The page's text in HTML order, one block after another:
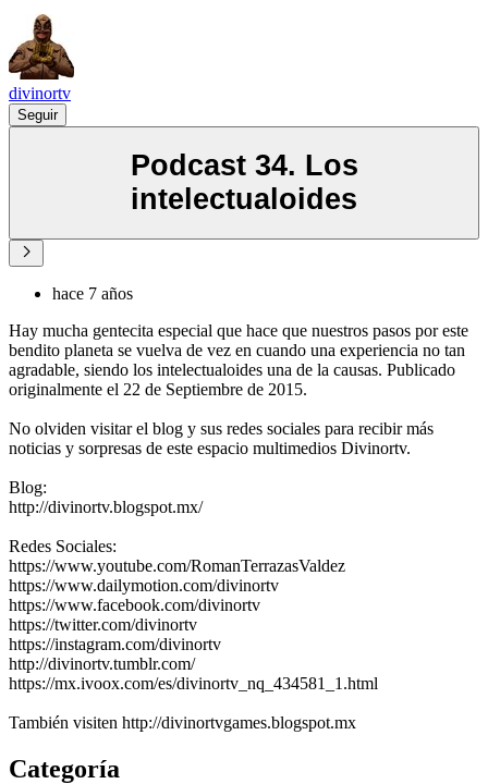
divinortv
Seguir
Podcast 34. Los
intelectualoides
hace 7 años
Hay mucha gentecita especial que hace que nuestros pasos por este
bendito planeta se vuelva de vez en cuando una experiencia no tan
agradable, siendo los intelectualoides una de la causas. Publicado
originalmente el 22 de Septiembre de 2015.
No olviden visitar el blog y sus redes sociales para recibir más
noticias y sorpresas de este espacio multimedios Divinortv.
Blog:
http://divinortv.blogspot.mx/
Redes Sociales:
https://www.youtube.com/RomanTerrazasValdez
https://www.dailymotion.com/divinortv
https://www.facebook.com/divinortv
https://twitter.com/divinortv
https://instagram.com/divinortv
http://divinortv.tumblr.com/
https://mx.ivoox.com/es/divinortv_nq_434581_1.html
También visiten http://divinortvgames.blogspot.mx
Categoría